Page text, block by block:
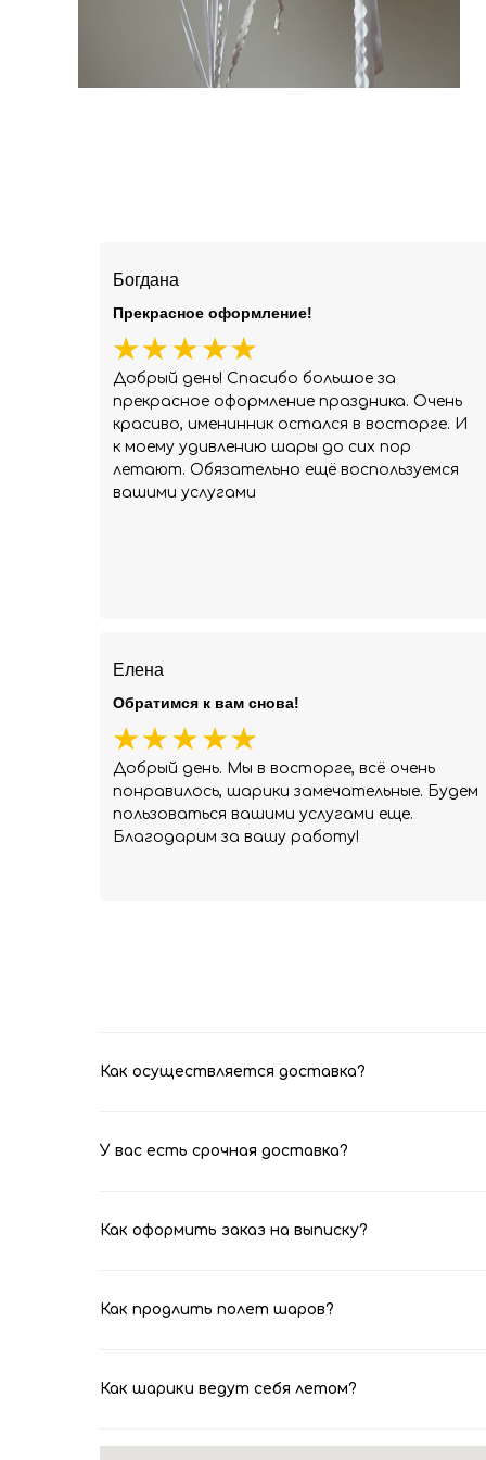
Елена
Добрый день. Мы в восторге, всё очень
понравилось, шарики замечательные. Будем
пользоваться вашими услугами еще.
Благодарим за вашу работу!
Обратимся к вам снова!
Богдана
Добрый день! Спасибо большое за
прекрасное оформление праздника. Очень
красиво, именинник остался в восторге. И
к моему удивлению шары до сих пор
летают. Обязательно ещё воспользуемся
вашими услугами
Прекрасное оформление!
Как осуществляется доставка?
У вас есть срочная доставка?
Как оформить заказ на выписку?
Как продлить полет шаров?
Как шарики ведут себя летом?